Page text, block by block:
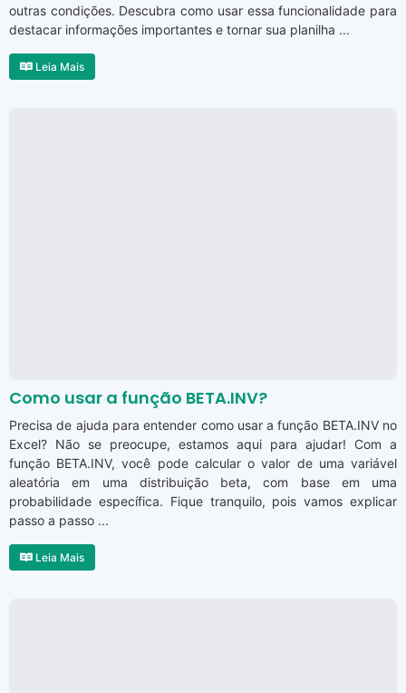
outras condições. Descubra como usar essa funcionalidade para
destacar informações importantes e tornar sua planilha ...
Leia Mais
Como usar a função BETA.INV?
Precisa de ajuda para entender como usar a função BETA.INV no
Excel? Não se preocupe, estamos aqui para ajudar! Com a
função BETA.INV, você pode calcular o valor de uma variável
aleatória em uma distribuição beta, com base em uma
probabilidade específica. Fique tranquilo, pois vamos explicar
passo a passo ...
Leia Mais